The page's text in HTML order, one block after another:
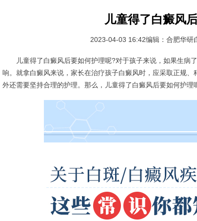
儿童得了白癜风
2023-04-03 16:42编辑：合肥华研
儿童得了白癜风后要如何护理呢?对于孩子来说，如果生病
响。就拿白癜风来说，家长在治疗孩子白癜风时，应采取正规
外还需要坚持合理的护理。那么，儿童得了白癜风后要如何护理